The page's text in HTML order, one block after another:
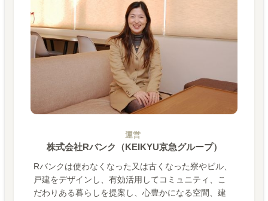
運営
株式会社Rバンク（KEIKYU京急グループ）
Rバンクは使わなくなった又は古くなった寮やビル、
戸建をデザインし、有効活用してコミュニティ、こ
だわりある暮らしを提案し、心豊かになる空間、建